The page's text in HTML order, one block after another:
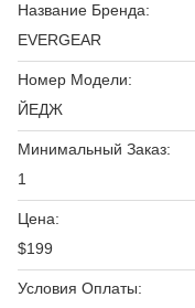
Название Бренда:
EVERGEAR
Номер Модели:
ЙЕДЖ
Минимальный Заказ:
1
Цена:
$199
Условия Оплаты: